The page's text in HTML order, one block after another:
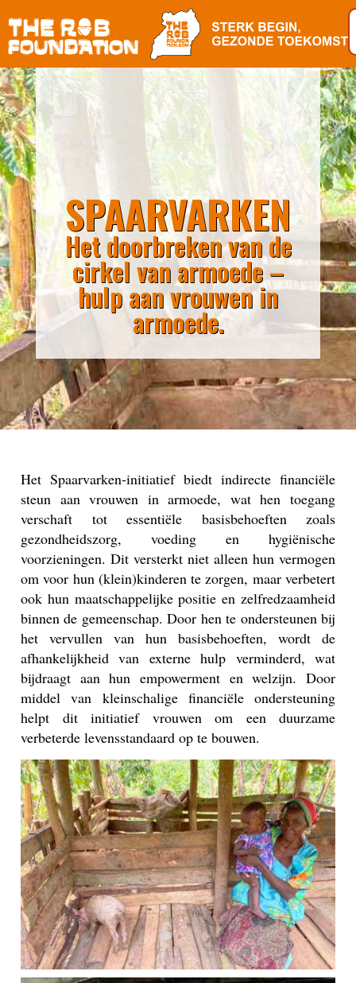
SPAARVARKEN
Het doorbreken van de
cirkel van armoede –
hulp aan vrouwen in
armoede.
Het Spaarvarken-initiatief biedt indirecte financiële
steun aan vrouwen in armoede, wat hen toegang
verschaft tot essentiële basisbehoeften zoals
gezondheidszorg, voeding en hygiënische
voorzieningen. Dit versterkt niet alleen hun vermogen
om voor hun (klein)kinderen te zorgen, maar verbetert
ook hun maatschappelijke positie en zelfredzaamheid
binnen de gemeenschap. Door hen te ondersteunen bij
het vervullen van hun basisbehoeften, wordt de
afhankelijkheid van externe hulp verminderd, wat
bijdraagt aan hun empowerment en welzijn. Door
middel van kleinschalige financiële ondersteuning
helpt dit initiatief vrouwen om een duurzame
verbeterde levensstandaard op te bouwen.